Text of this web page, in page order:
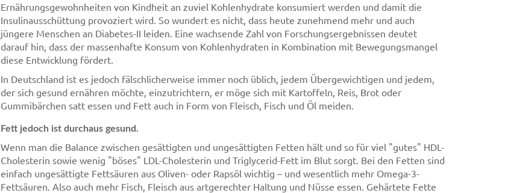
Ernährungsgewohnheiten von Kindheit an zuviel Kohlenhydrate konsumiert werden und damit die
Insulinausschüttung provoziert wird. So wundert es nicht, dass heute zunehmend mehr und auch
jüngere Menschen an Diabetes-II leiden. Eine wachsende Zahl von Forschungsergebnissen deutet
darauf hin, dass der massenhafte Konsum von Kohlenhydraten in Kombination mit Bewegungsmangel
diese Entwicklung fördert.
In Deutschland ist es jedoch fälschlicherweise immer noch üblich, jedem Übergewichtigen und jedem,
der sich gesund ernähren möchte, einzutrichtern, er möge sich mit Kartoffeln, Reis, Brot oder
Gummibärchen satt essen und Fett auch in Form von Fleisch, Fisch und Öl meiden.
Fett jedoch ist durchaus gesund.
Wenn man die Balance zwischen gesättigten und ungesättigten Fetten hält und so für viel "gutes" HDL-
Cholesterin sowie wenig "böses" LDL-Cholesterin und Triglycerid-Fett im Blut sorgt. Bei den Fetten sind
einfach ungesättigte Fettsäuren aus Oliven- oder Rapsöl wichtig – und wesentlich mehr Omega-3-
Fettsäuren. Also auch mehr Fisch, Fleisch aus artgerechter Haltung und Nüsse essen. Gehärtete Fette